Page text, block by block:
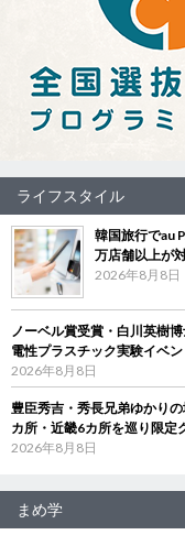
ライフスタイル
韓国旅行でau
万店舗以上が
2026年8月8日
ノーベル賞受賞・白川英樹
電性プラスチック実験イベ
2026年8月8日
豊臣秀吉・秀長兄弟ゆかり
カ所・近畿6カ所を巡り限定
2026年8月8日
まめ学